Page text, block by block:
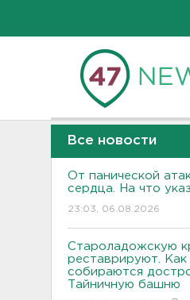
Все новости
От панической
сердца. На что
23:03, 06.08.2026
Староладожскую
реставрируют. Как
собираются
Тайничную башню